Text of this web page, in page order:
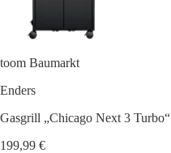
toom Baumarkt
Enders
Gasgrill „Chicago Next 3 Turbo“
199,99 €